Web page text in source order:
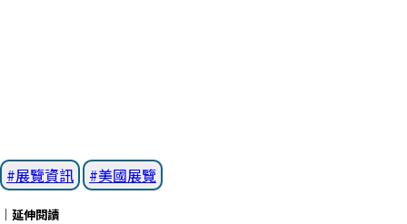
展覽資訊 美國展覽
｜延伸閱讀